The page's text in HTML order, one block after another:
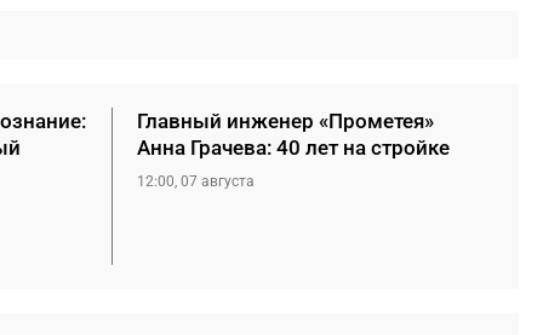
Главный инженер «Прометея»
Анна Грачева: 40 лет на стройке
12:00, 07 августа